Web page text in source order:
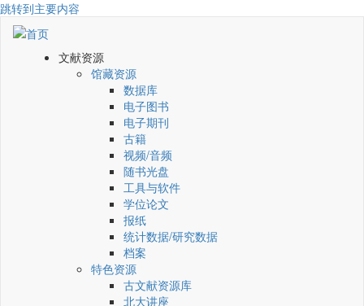
跳转到主要内容
文献资源
馆藏资源
数据库
电子图书
电子期刊
古籍
视频/音频
随书光盘
工具与软件
学位论文
报纸
统计数据/研究数据
档案
特色资源
古文献资源库
北大讲座